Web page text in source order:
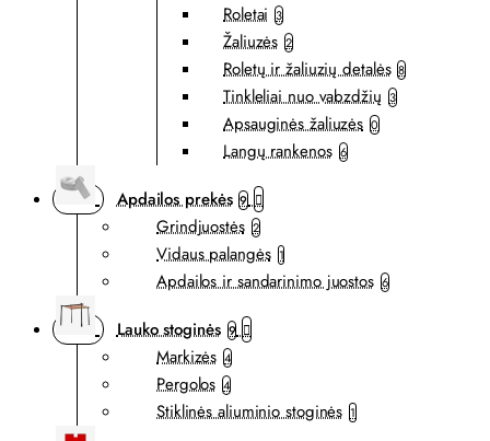
Roletai 3
Žaliuzės 2
Roletų ir žaliuzių detalės 8
Tinkleliai nuo vabzdžių 3
Apsauginės žaliuzės 0
Langų rankenos 6
Apdailos prekės 9
Grindjuostės 2
Vidaus palangės 1
Apdailos ir sandarinimo juostos 6
Lauko stoginės 9
Markizės 4
Pergolos 4
Stiklinės aliuminio stoginės 1